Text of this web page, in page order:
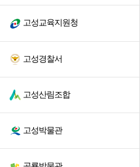
고성교육지원청
고성경찰서
고성산림조합
고성박물관